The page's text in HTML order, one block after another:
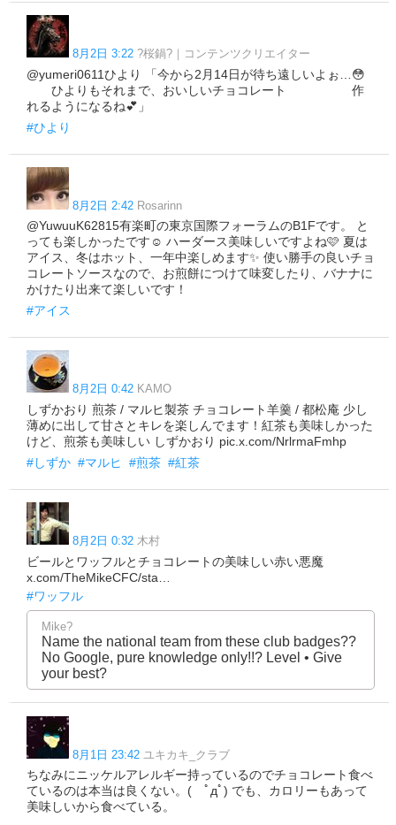
8月2日 3:22 ?桜鍋?｜コンテンツクリエイター
@yumeri0611ひより 「今から2月14日が待ち遠しいよぉ…😳
ひよりもそれまで、おいしいチョコレート 作
れるようになるね💕」
#ひより
8月2日 2:42 Rosarinn
@YuwuuK62815有楽町の東京国際フォーラムのB1Fです。 と
っても楽しかったです☺ ハーダース美味しいですよね🩷 夏は
アイス、冬はホット、一年中楽しめます✨ 使い勝手の良いチョ
コレートソースなので、お煎餅につけて味変したり、バナナに
かけたり出来て楽しいです！
#アイス
8月2日 0:42 KAMO
しずかおり 煎茶 / マルヒ製茶 チョコレート羊羹 / 都松庵 少し
薄めに出して甘さとキレを楽しんでます！紅茶も美味しかった
けど、煎茶も美味しい しずかおり pic.x.com/NrlrmaFmhp
#しずか #マルヒ #煎茶 #紅茶
8月2日 0:32 木村
ビールとワッフルとチョコレートの美味しい赤い悪魔
x.com/TheMikeCFC/sta…
#ワッフル
Mike?
Name the national team from these club badges??
No Google, pure knowledge only!!? Level • Give
your best?
8月1日 23:42 ユキカキ_クラブ
ちなみにニッケルアレルギー持っているのでチョコレート食べ
ているのは本当は良くない。( ﾟдﾟ) でも、カロリーもあって
美味しいから食べている。